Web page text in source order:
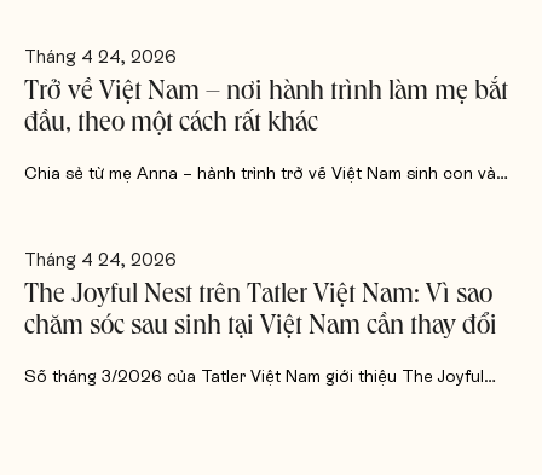
Tháng 4 24, 2026
Trở về Việt Nam – nơi hành trình làm mẹ bắt
đầu, theo một cách rất khác
Chia sẻ từ mẹ Anna – hành trình trở về Việt Nam sinh con và…
Tháng 4 24, 2026
The Joyful Nest trên Tatler Việt Nam: Vì sao
chăm sóc sau sinh tại Việt Nam cần thay đổi
Số tháng 3/2026 của Tatler Việt Nam giới thiệu The Joyful…